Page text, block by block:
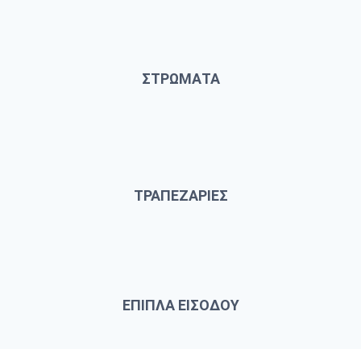
ΣΤΡΩΜΑΤΑ
ΤΡΑΠΕΖΑΡΙΕΣ
ΕΠΙΠΛΑ ΕΙΣΟΔΟΥ